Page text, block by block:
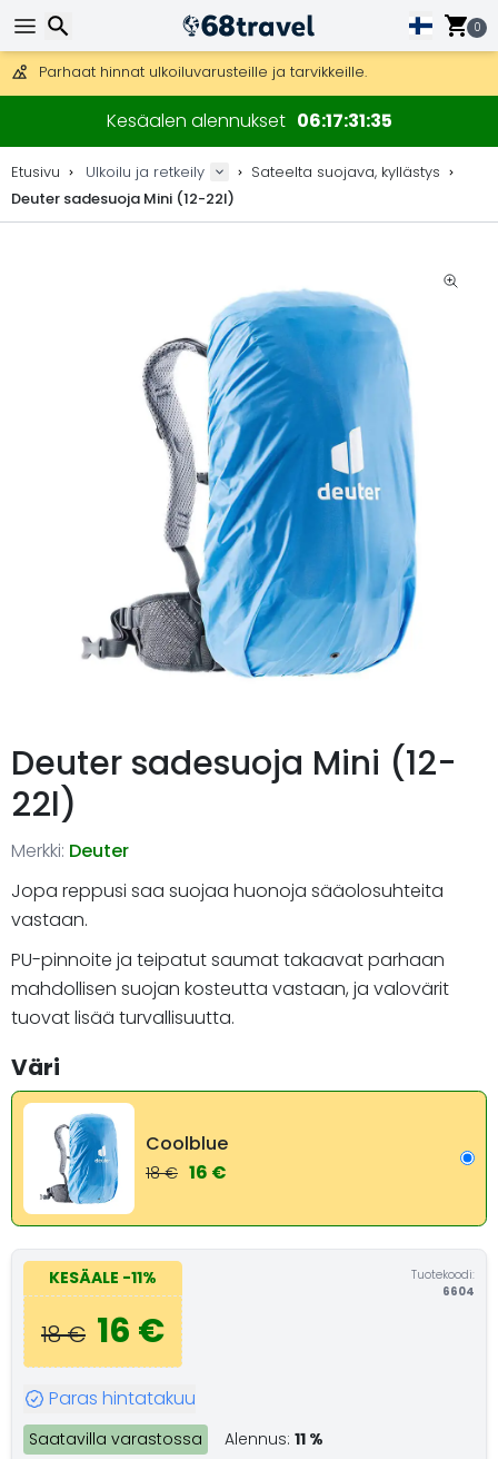
0
Mahdollisuus lähettää DHL Express -lähetyksenä (toimitus 24
30 päivää palautukseen, 90 päivää puukarttoihin ja koristeisiin.
Parhaat hinnat ulkoiluvarusteille ja tarvikkeille.
Kesäalen alennukset 06173135
Etusivu Ulkoilu ja retkeily
Sateelta suojava, kyllästys
Deuter sadesuoja Mini (12-22l)
Deuter sadesuoja Mini (12-
22l)
Merkki: Deuter
Jopa reppusi saa suojaa huonoja sääolosuhteita
vastaan.
PU-pinnoite ja teipatut saumat takaavat parhaan
mahdollisen suojan kosteutta vastaan, ja valovärit
tuovat lisää turvallisuutta.
Väri
Coolblue
18 € 16 €
KESÄALE -11%
18 € 16 €
Tuotekoodi:
6604
Paras hintatakuu
Saatavilla varastossa Alennus: 11 %